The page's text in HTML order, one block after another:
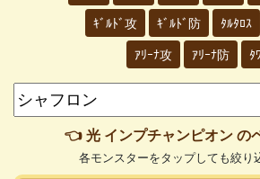
ｷﾞﾙﾄﾞ攻 ｷﾞﾙﾄﾞ防 ﾀﾙﾀﾛｽ
ｱﾘｰﾅ攻 ｱﾘｰﾅ防 ﾀ
👈 光 インプチャンピオン の
各モンスターをタップしても絞り